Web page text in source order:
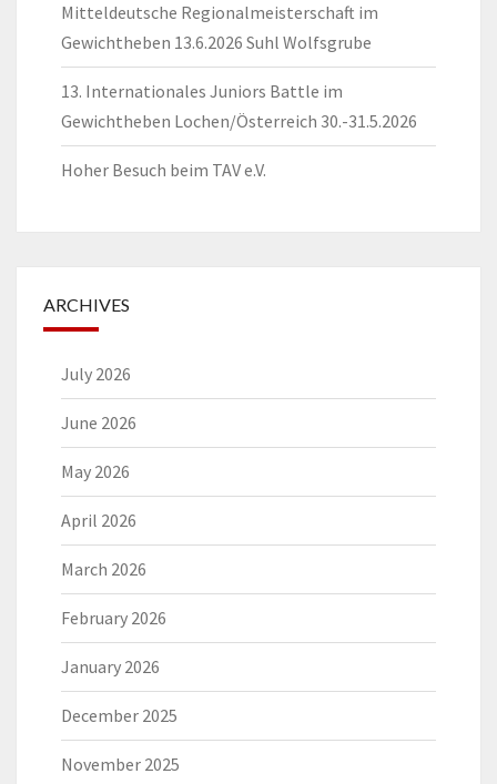
Mitteldeutsche Regionalmeisterschaft im
Gewichtheben 13.6.2026 Suhl Wolfsgrube
13. Internationales Juniors Battle im
Gewichtheben Lochen/Österreich 30.-31.5.2026
Hoher Besuch beim TAV e.V.
ARCHIVES
July 2026
June 2026
May 2026
April 2026
March 2026
February 2026
January 2026
December 2025
November 2025